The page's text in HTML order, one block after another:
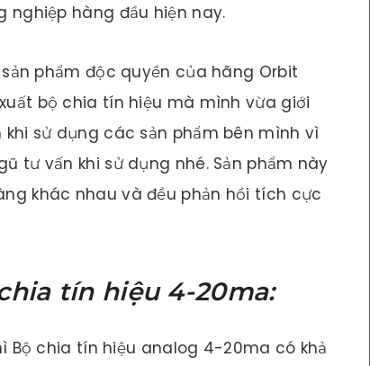
nghiệp hàng đầu hiện nay.
phẩm độc quyền của hãng Orbit
bộ chia tín hiệu mà mình vừa giới
sử dụng các sản phẩm bên mình vì
tư vấn khi sử dụng nhé. Sản phẩm này
khác nhau và đều phản hồi tích cực
tín hiệu 4-20ma:
Bộ chia tín hiệu analog 4-20ma có khả